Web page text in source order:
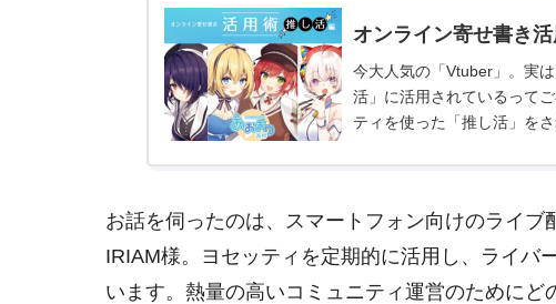
オンライン寄せ書き
今大人気の「Vtuber」。実
活」に活用されているって
ティを使った「推し活」を
お話を伺ったのは、スマートフォン向けのライブ
IRIAM様。ヨセッティを定期的に活用し、ライバ
います。熱量の高いコミュニティ運営のためにど